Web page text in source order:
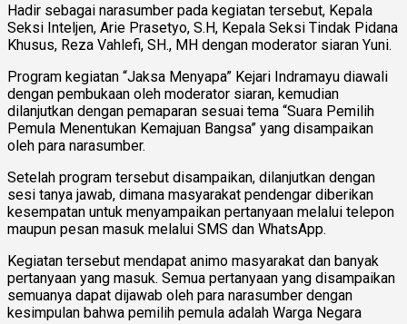
Hadir sebagai narasumber pada kegiatan tersebut, Kepala
Seksi Inteljen, Arie Prasetyo, S.H, Kepala Seksi Tindak Pidana
Khusus, Reza Vahlefi, SH., MH dengan moderator siaran Yuni.
Program kegiatan “Jaksa Menyapa” Kejari Indramayu diawali
dengan pembukaan oleh moderator siaran, kemudian
dilanjutkan dengan pemaparan sesuai tema “Suara Pemilih
Pemula Menentukan Kemajuan Bangsa” yang disampaikan
oleh para narasumber.
Setelah program tersebut disampaikan, dilanjutkan dengan
sesi tanya jawab, dimana masyarakat pendengar diberikan
kesempatan untuk menyampaikan pertanyaan melalui telepon
maupun pesan masuk melalui SMS dan WhatsApp.
Kegiatan tersebut mendapat animo masyarakat dan banyak
pertanyaan yang masuk. Semua pertanyaan yang disampaikan
semuanya dapat dijawab oleh para narasumber dengan
kesimpulan bahwa pemilih pemula adalah Warga Negara